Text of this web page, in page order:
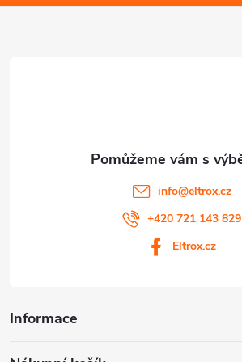
s
a
info@eltrox.cz
+420 721 143 829
Eltrox.cz
Informace